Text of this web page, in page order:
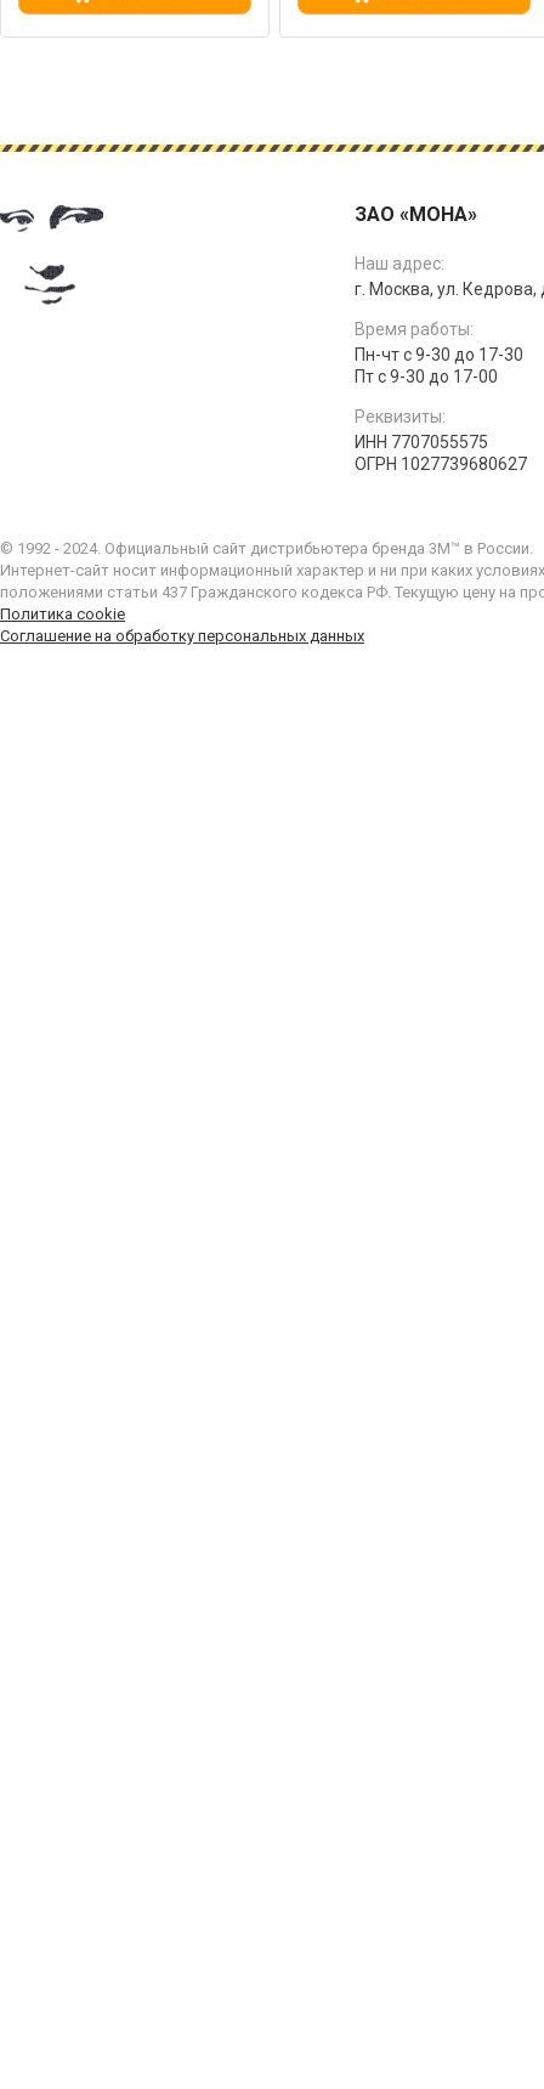
ЗАО «МОНА»
Наш адрес:
г. Москва, ул. Кедрова,
Время работы:
Пн-чт с 9-30 до 17-30
Пт с 9-30 до 17-00
Реквизиты:
ИНН 7707055575
ОГРН 1027739680627
© 1992 - 2024. Официальный сайт дистрибьютера бренда 3M™ в России.
Интернет-сайт носит информационный характер и ни при каких
положениями статьи 437 Гражданского кодекса РФ. Текущую цену на
Политика cookie
Соглашение на обработку персональных данных